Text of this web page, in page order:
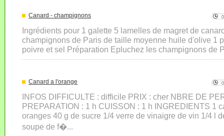
Canard - champignons
Ingrédients pour 1 galette 5 lamelles de magret de
champignons de Paris de taille moyenne huile d'olive 1
poivre et sel Préparation Epluchez les champignons de
Canard a l'orange
INFOS DIFFICULTE : difficile PRIX : cher NBRE DE
PREPARATION : 1 h CUISSON : 1 h INGREDIENTS 1
oranges 40 g de sucre 1/4 verre de vinaigre de vin 1/4 l
soupe de f�...